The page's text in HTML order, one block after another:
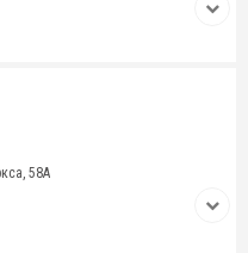
58А